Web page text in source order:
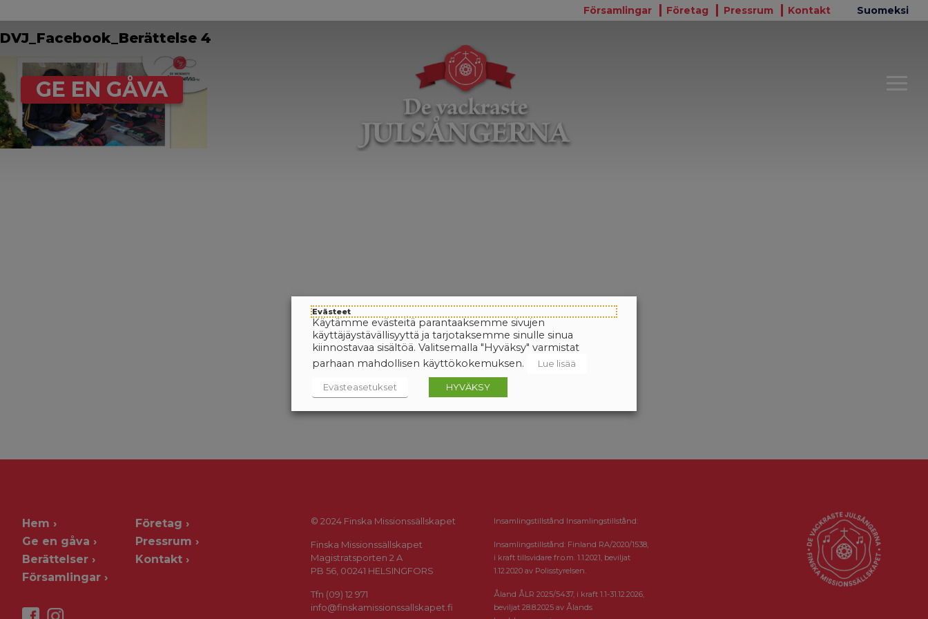
Församlingar Företag Pressrum Kontakt Suomeksi
GE EN GÅVA
DVJ_Facebook_Berättelse 4
Hem
Ge en gåva
Berättelser
Församlingar
Företag
Pressrum
Kontakt
© 2024 Finska Missionssällskapet
Finska Missionssällskapet
Magistratsporten 2 A
PB 56, 00241 HELSINGFORS
Tfn (09) 12 971
info@finskamissionssallskapet.fi
Insamlingstillstånd Insamlingstillstånd:
Insamlingstillstånd: Finland RA/2020/1538,
i kraft tillsvidare fr.o.m. 1.1.2021, beviljat
1.12.2020 av Polisstyrelsen.
Åland ÅLR 2025/5437, i kraft 1.1-31.12.2026,
beviljat 28.8.2025 av Ålands
Evästeet
Käytämme evästeitä parantaaksemme sivujen
käyttäjäystävällisyyttä ja tarjotaksemme sinulle sinua
kiinnostavaa sisältöä. Valitsemalla "Hyväksy" varmistat
parhaan mahdollisen käyttökokemuksen.
Lue lisää
Evästeasetukset HYVÄKSY